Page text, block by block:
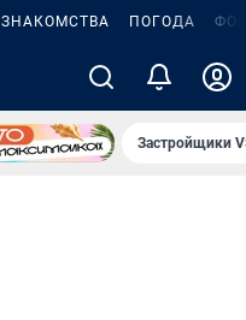
ЗНАКОМСТВА ПОГОДА
Застройщики